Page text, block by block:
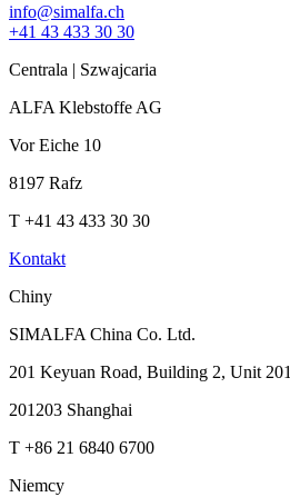
info@simalfa.ch
+41 43 433 30 30
Centrala | Szwajcaria
ALFA Klebstoffe AG
Vor Eiche 10
8197 Rafz
T +41 43 433 30 30
Kontakt
Chiny
SIMALFA China Co. Ltd.
201 Keyuan Road, Building 2, Unit 201
201203 Shanghai
T +86 21 6840 6700
Niemcy